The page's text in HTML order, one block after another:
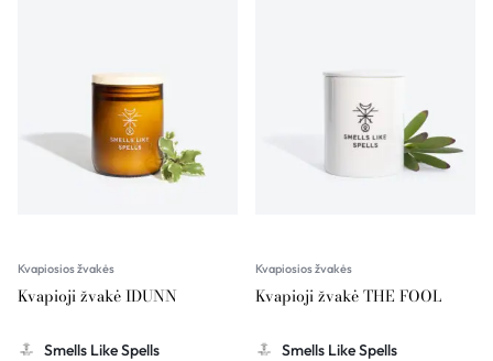
Kvapiosios žvakės
Kvapioji žvakė IDUNN
Smells Like Spells
Kvapiosios žvakės
Kvapioji žvakė THE FOOL
Smells Like Spells